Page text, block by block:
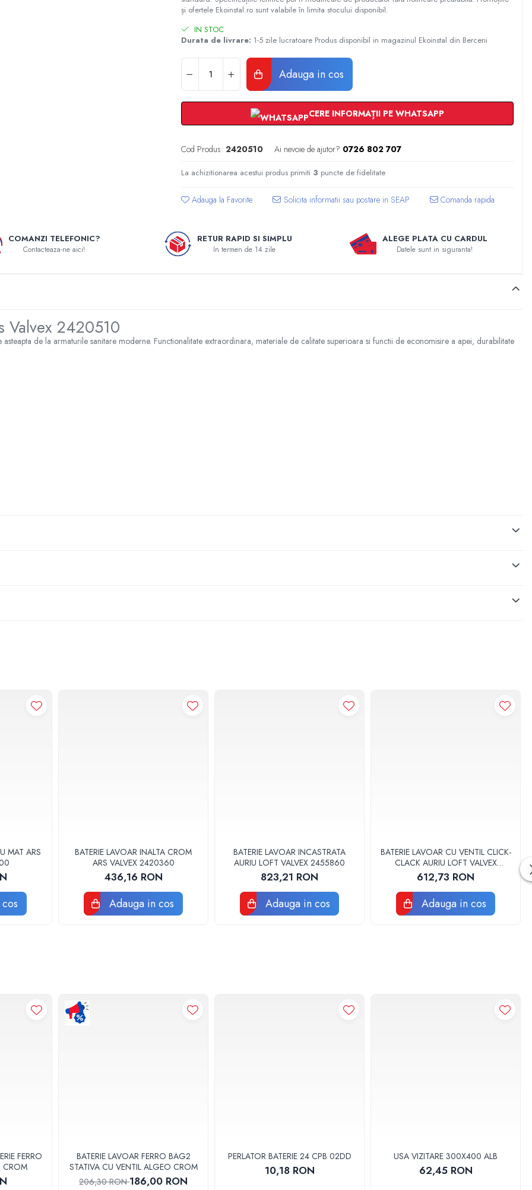
și ofertele Ekoinstal.ro sunt valabile în limita stocului disponibil.
IN STOC
Durata de livrare: 1-5 zile lucratoare Produs disponibil in magazinul Ekoinstal din Berceni
Adauga in cos
CERE INFORMAȚII PE WHATSAPP
Cod Produs: 2420510 Ai nevoie de ajutor? 0726 802 707
La achizitionarea acestui produs primiti 3 puncte de fidelitate
Adauga la Favorite Comanda rapida
COMANZI TELEFONIC?
Contacteaza-ne aici!
RETUR RAPID SI SIMPLU
In termen de 14 zile
ALEGE PLATA CU CARDUL
Datele sunt in siguranta!
Valvex 2420510
de la armaturile sanitare moderne. Functionalitate extraordinara, materiale de calitate superioara si functii de economisire a apei, durabilitate
MAT ARS
BATERIE LAVOAR INALTA CROM
ARS VALVEX 2420360
436,16 RON
Adauga in cos
BATERIE LAVOAR INCASTRATA
AURIU LOFT VALVEX 2455860
823,21 RON
Adauga in cos
BATERIE LAVOAR CU VENTIL CLICK-
CLACK AURIU LOFT VALVEX
2455800
612,73 RON
Adauga in cos
FERRO
CROM
BATERIE LAVOAR FERRO BAG2
STATIVA CU VENTIL ALGEO CROM
206,30 RON186,00 RON
PERLATOR BATERIE 24 CPB 02DD
10,18 RON
USA VIZITARE 300X400 ALB
62,45 RON